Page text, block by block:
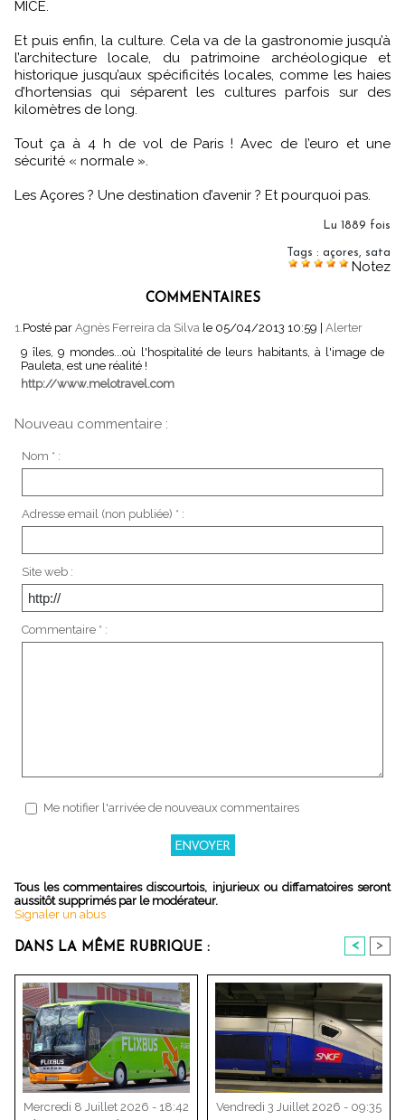
MICE.
Et puis enfin, la culture. Cela va de la gastronomie jusqu’à
l’architecture locale, du patrimoine archéologique et
historique jusqu’aux spécificités locales, comme les haies
d’hortensias qui séparent les cultures parfois sur des
kilomètres de long.
Tout ça à 4 h de vol de Paris ! Avec de l’euro et une
sécurité « normale ».
Les Açores ? Une destination d’avenir ? Et pourquoi pas.
Lu 1889 fois
Tags : açores, sata
Notez
COMMENTAIRES
1.Posté par Agnès Ferreira da Silva le 05/04/2013 10:59
Alerter
9 îles, 9 mondes...où l'hospitalité de leurs habitants, à l'image de
Pauleta, est une réalité !
http://www.melotravel.com
Nouveau commentaire :
Nom * :
Adresse email (non publiée) * :
Site web :
Commentaire * :
Me notifier l'arrivée de nouveaux commentaires
Tous les commentaires discourtois, injurieux ou diffamatoires seront
aussitôt supprimés par le modérateur.
Signaler un abus
DANS LA MÊME RUBRIQUE : < >
Mercredi 8 Juillet 2026 - 18:42
Vendredi 3 Juillet 2026 - 09:35